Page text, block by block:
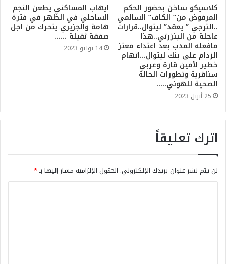
كلاسيكو ساخن بحضور الحكم
المرفوض من” الكاف” السالمي
..الترجي ” يعقد” ليتوال..قرارات
عاجلة من البنزرتي..هذا
مافعله المدب بعد اعتداء معتز
الزدام على بنك ليتوال…اتهام
خطير لأمين قارة وعربي
سناقرية وتطورات الحالة
الصحية للهوني…..
25 أبريل 2023
ايهاب المساكني يطعن النجم
الساحلي في الظهر في فترة
هامة والجزيري يتحرك من اجل
صفقة ثقيلة ……
14 يوليو 2023
اترك تعليقاً
لن يتم نشر عنوان بريدك الإلكتروني. الحقول الإلزامية مشار إليها بـ*